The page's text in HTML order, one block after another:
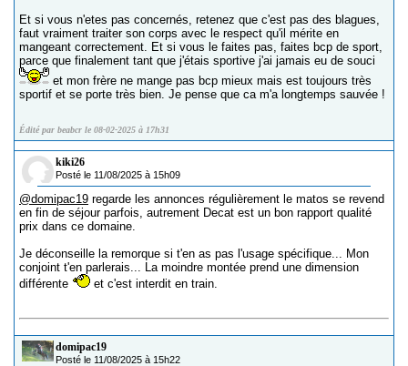
Et si vous n'etes pas concernés, retenez que c'est pas des blagues,
faut vraiment traiter son corps avec le respect qu'il mérite en
mangeant correctement. Et si vous le faites pas, faites bcp de sport,
parce que finalement tant que j'étais sportive j'ai jamais eu de souci
et mon frère ne mange pas bcp mieux mais est toujours très
sportif et se porte très bien. Je pense que ca m'a longtemps sauvée !
Édité par beabcr le 08-02-2025 à 17h31
kiki26
Posté le 11/08/2025 à 15h09
@domipac19 regarde les annonces régulièrement le matos se revend
en fin de séjour parfois, autrement Decat est un bon rapport qualité
prix dans ce domaine.
Je déconseille la remorque si t'en as pas l'usage spécifique... Mon
conjoint t'en parlerais... La moindre montée prend une dimension
différente
et c'est interdit en train.
domipac19
Posté le 11/08/2025 à 15h22